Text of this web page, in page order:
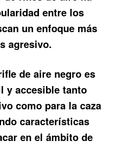
entre los
un enfoque más
agresivo.
de aire negro es
y accesible tanto
como para la caza
características
en el ámbito de